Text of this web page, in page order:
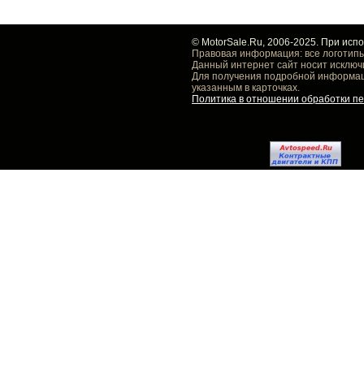
© MotorSale.Ru, 2006-2025. При
Правовая информация: все
Данный интернет сайт носит
Для получения подробной
указанным в карточках.
Политика в отношении обработки